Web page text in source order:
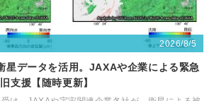
2026/8/5
星データを活用。JAXAや企業による緊急
支援【随時更新】